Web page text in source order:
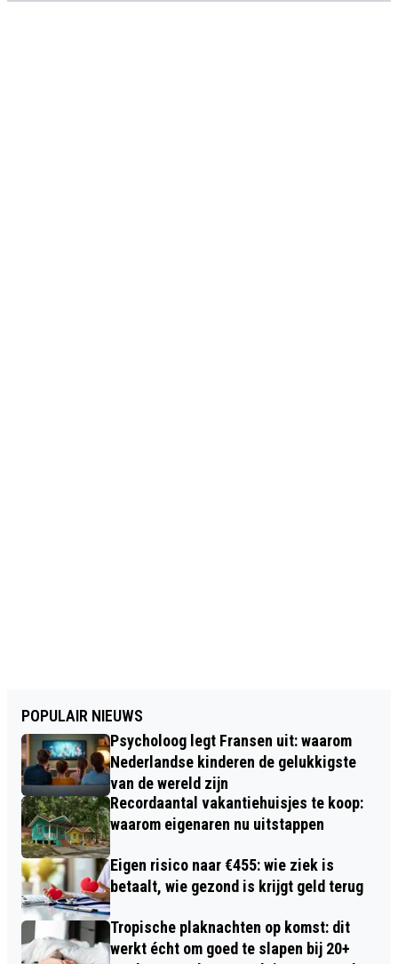
POPULAIR NIEUWS
Psycholoog legt Fransen uit: waarom
Nederlandse kinderen de gelukkigste
van de wereld zijn
Recordaantal vakantiehuisjes te koop:
waarom eigenaren nu uitstappen
Eigen risico naar €455: wie ziek is
betaalt, wie gezond is krijgt geld terug
Tropische plaknachten op komst: dit
werkt écht om goed te slapen bij 20+